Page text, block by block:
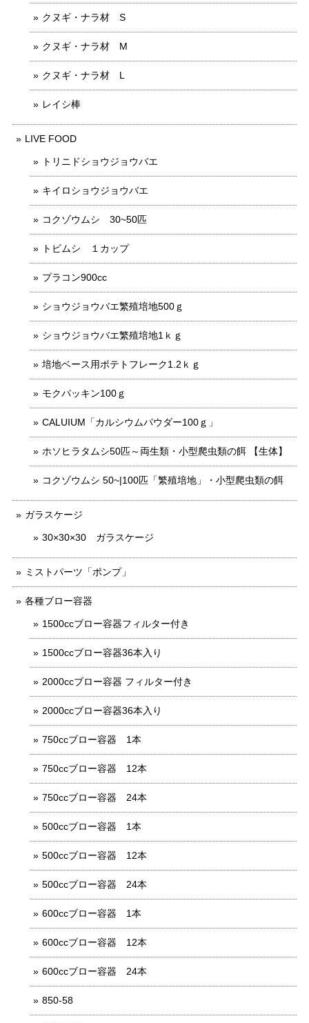
クヌギ・ナラ材 S
クヌギ・ナラ材 M
クヌギ・ナラ材 L
レイシ棒
LIVE FOOD
トリニドショウジョウバエ
キイロショウジョウバエ
コクゾウムシ 30~50匹
トビムシ １カップ
プラコン900cc
ショウジョウバエ繁殖培地500ｇ
ショウジョウバエ繁殖培地1ｋｇ
培地ベース用ポテトフレーク1.2ｋｇ
モクパッキン100ｇ
CALUIUM「カルシウムパウダー100ｇ」
ホソヒラタムシ50匹～両生類・小型爬虫類の餌 【生体】
コクゾウムシ 50~|100匹「繁殖培地」・小型爬虫類の餌
ガラスケージ
30×30×30 ガラスケージ
ミストパーツ「ポンプ」
各種ブロー容器
1500ccブロー容器フィルター付き
1500ccブロー容器36本入り
2000ccブロー容器 フィルター付き
2000ccブロー容器36本入り
750ccブロー容器 1本
750ccブロー容器 12本
750ccブロー容器 24本
500ccブロー容器 1本
500ccブロー容器 12本
500ccブロー容器 24本
600ccブロー容器 1本
600ccブロー容器 12本
600ccブロー容器 24本
850-58